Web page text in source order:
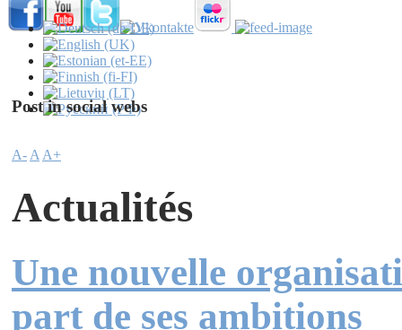
Post in social webs
A-AA+
Actualités
Une nouvelle
part de ses ambitions